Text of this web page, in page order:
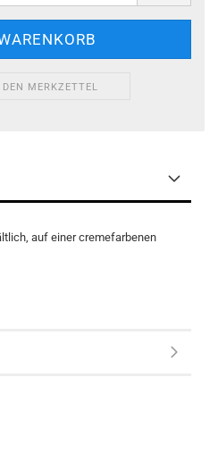
DEN MERKZETTEL
auf einer cremefarbenen